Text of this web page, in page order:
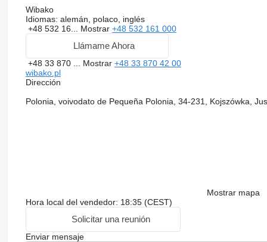
Wibako
Idiomas: alemán, polaco, inglés
+48 532 16... Mostrar +48 532 161 000
Llámame Ahora
+48 33 870 ... Mostrar +48 33 870 42 00
wibako.pl
Dirección
Polonia, voivodato de Pequeña Polonia, 34-231, Kojszówka,
Mostrar mapa
Hora local del vendedor: 18:35 (CEST)
Solicitar una reunión
Enviar mensaje